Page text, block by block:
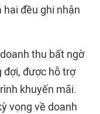
hai đều ghi nhận
thu bất ngờ
đợi, được hỗ trợ
khuyến mãi.
vọng về doanh